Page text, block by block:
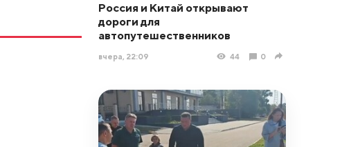
Россия и Китай открывают
дороги для
автопутешественников
вчера, 22:09 44 0